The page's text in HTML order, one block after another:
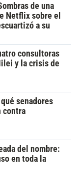
de una
Netflix sobre el
a su
consultoras
y la crisis de
senadores
contra
del nombre:
en toda la